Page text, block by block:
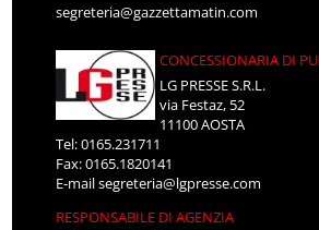
segreteria@gazzettamatin.com
CONCESSIONARIA DI
LG PRESSE S.R.L.
via Festaz, 52
11100 AOSTA
Tel: 0165.231711
Fax: 0165.1820141
E-mailsegreteria@lgpresse.com
RESPONSABILE DI AGENZIA